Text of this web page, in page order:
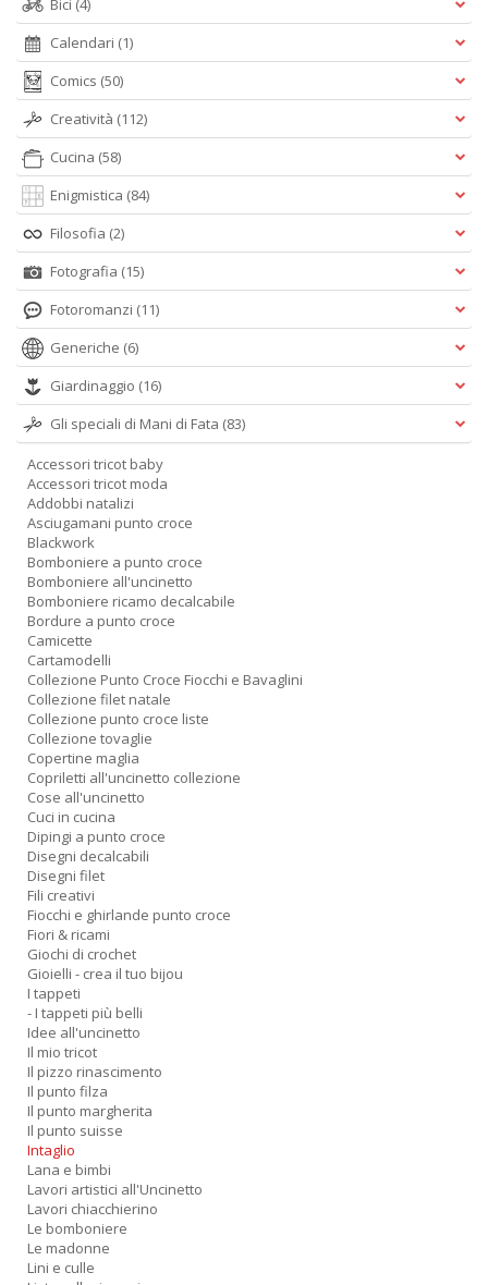
Bici (4)
Calendari (1)
Comics (50)
Creatività (112)
Cucina (58)
Enigmistica (84)
Filosofia (2)
Fotografia (15)
Fotoromanzi (11)
Generiche (6)
Giardinaggio (16)
Gli speciali di Mani di Fata (83)
Accessori tricot baby
Accessori tricot moda
Addobbi natalizi
Asciugamani punto croce
Blackwork
Bomboniere a punto croce
Bomboniere all'uncinetto
Bomboniere ricamo decalcabile
Bordure a punto croce
Camicette
Cartamodelli
Collezione Punto Croce Fiocchi e Bavaglini
Collezione filet natale
Collezione punto croce liste
Collezione tovaglie
Copertine maglia
Copriletti all'uncinetto collezione
Cose all'uncinetto
Cuci in cucina
Dipingi a punto croce
Disegni decalcabili
Disegni filet
Fili creativi
Fiocchi e ghirlande punto croce
Fiori & ricami
Giochi di crochet
Gioielli - crea il tuo bijou
I tappeti
- I tappeti più belli
Idee all'uncinetto
Il mio tricot
Il pizzo rinascimento
Il punto filza
Il punto margherita
Il punto suisse
Intaglio
Lana e bimbi
Lavori artistici all'Uncinetto
Lavori chiacchierino
Le bomboniere
Le madonne
Lini e culle